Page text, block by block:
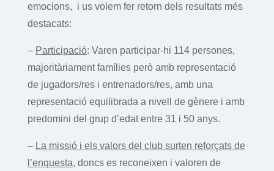
emocions, i us volem fer retorn dels resultats més
destacats:
– Participació: Varen participar-hi 114 persones,
majoritàriament famílies però amb representació
de jugadors/res i entrenadors/res, amb una
representació equilibrada a nivell de gènere i amb
predomini del grup d’edat entre 31 i 50 anys.
– La missió i els valors del club surten reforçats de
l’enquesta, doncs es reconeixen i valoren de